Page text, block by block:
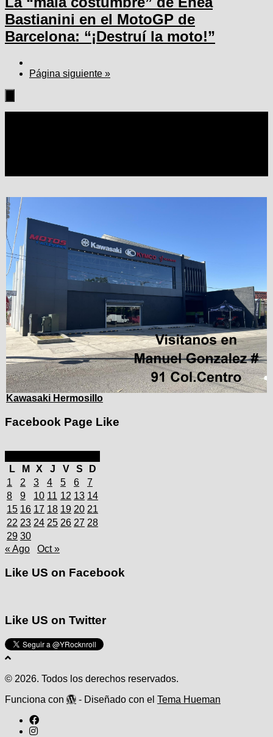
Bastianini en el MotoGP de
Barcelona: “¡Destruí la moto!”
Página siguiente »
Kawasaki Hermosillo
Facebook Page Like
L
M X J V S
D
1
2 3 4 5 6
7
8
9 10 11 12 13 14
15 16 17 18 19 20 21
22 23 24 25 26 27 28
29 30
« Ago
Oct »
Like US on Facebook
Like US on Twitter
© 2026. Todos los derechos reservados.
Funciona con
- Diseñado con el Tema Hueman